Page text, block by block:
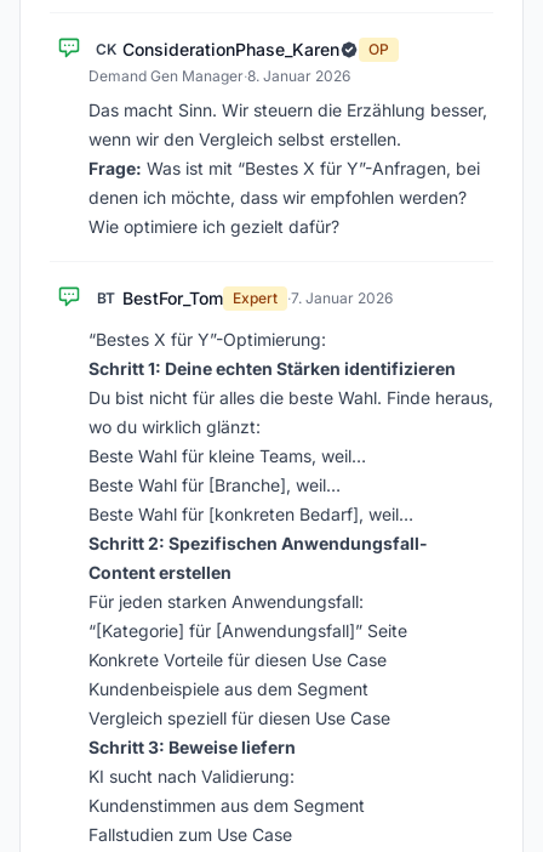
CK ConsiderationPhase_Karen
OP
Demand Gen Manager·8. Januar 2026
Das macht Sinn. Wir steuern die Erzählung besser,
wenn wir den Vergleich selbst erstellen.
Frage: Was ist mit “Bestes X für Y”-Anfragen, bei
denen ich möchte, dass wir empfohlen werden?
Wie optimiere ich gezielt dafür?
BT BestFor_Tom Expert ·7. Januar 2026
“Bestes X für Y”-Optimierung:
Schritt 1: Deine echten Stärken identifizieren
Du bist nicht für alles die beste Wahl. Finde heraus,
wo du wirklich glänzt:
Beste Wahl für kleine Teams, weil…
Beste Wahl für [Branche], weil…
Beste Wahl für [konkreten Bedarf], weil…
Schritt 2: Spezifischen Anwendungsfall-
Content erstellen
Für jeden starken Anwendungsfall:
“[Kategorie] für [Anwendungsfall]” Seite
Konkrete Vorteile für diesen Use Case
Kundenbeispiele aus dem Segment
Vergleich speziell für diesen Use Case
Schritt 3: Beweise liefern
KI sucht nach Validierung:
Kundenstimmen aus dem Segment
Fallstudien zum Use Case